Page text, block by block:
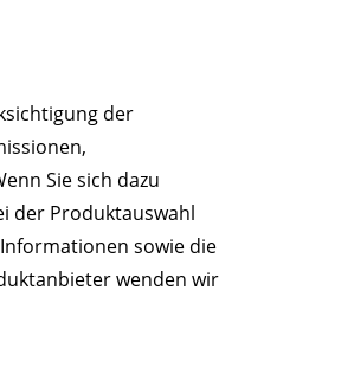
der
Sie sich dazu
der Produktauswahl
sowie die
wenden wir